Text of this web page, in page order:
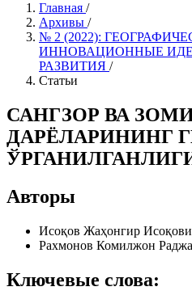
Главная /
Архивы /
№ 2 (2022):
ИННОВАЦИОННЫЕ
РАЗВИТИЯ /
Статьи
САНГЗОР ВА
ДАРЁЛАРИНИНГ
Авторы
Исоқов Жаҳонгир
Рахмонов Комилжон
Ключевые слова: